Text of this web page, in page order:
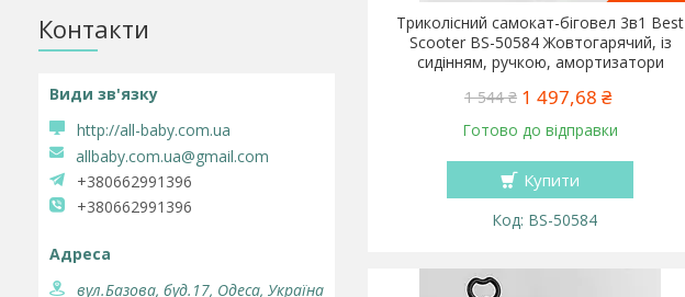
Триколісний самокат-біговел 3в1 Best
Scooter BS-50584 Жовтогарячий, із
сидінням, ручкою, амортизатори
1 544 ₴ 1 497,68 ₴
Готово до відправки
Купити
BS-50584
Контакти
http://all-baby.com.ua
allbaby.com.ua@gmail.com
+380662991396
+380662991396
вул.Базова, буд.17, Одеса, Україна